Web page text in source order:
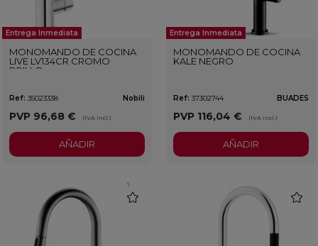
Entrega Inmediata
MONOMANDO DE COCINA
LIVE LV134CR CROMO
BRILLO
Ref: 35023338 Nobili
PVP 96,68 € (IVA incl.)
AÑADIR
Entrega Inmediata
MONOMANDO DE COCINA
KALE NEGRO
Ref: 37302744 BUADES
PVP 116,04 € (IVA incl.)
AÑADIR